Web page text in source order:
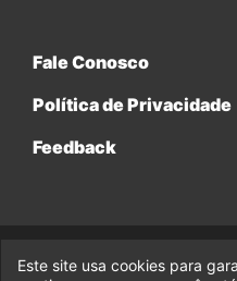
Fale Conosco
Política de Privacidade
Feedback
© 2017-2026 Legado da
Este site usa cookies para